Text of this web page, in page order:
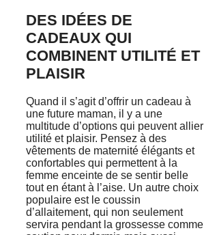
DES IDÉES DE
CADEAUX QUI
COMBINENT UTILITÉ ET
PLAISIR
Quand il s’agit d’offrir un cadeau à
une future maman, il y a une
multitude d’options qui peuvent allier
utilité et plaisir. Pensez à des
vêtements de maternité élégants et
confortables qui permettent à la
femme enceinte de se sentir belle
tout en étant à l’aise. Un autre choix
populaire est le coussin
d’allaitement, qui non seulement
servira pendant la grossesse comme